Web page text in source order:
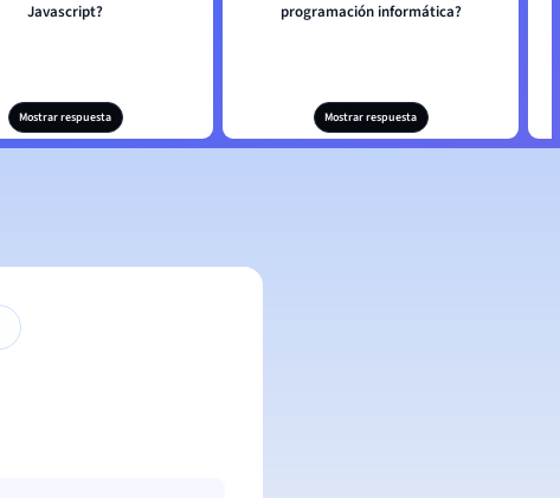
Javascript?
Mostrar respuesta
programación informática?
Mostrar respuesta